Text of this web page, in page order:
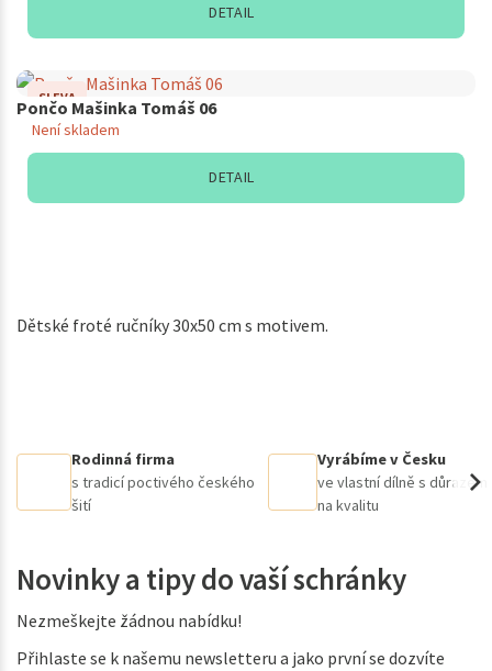
DETAIL
SLEVA
Pončo Mašinka Tomáš 06
Není skladem
DETAIL
Dětské froté ručníky 30x50 cm s motivem.
Rodinná firma
s tradicí poctivého českého
šití
Vyrábíme v Česku
ve vlastní dílně s důrazem
na kvalitu
Novinky a tipy do vaší schránky
Nezmeškejte žádnou nabídku!
Přihlaste se k našemu newsletteru a jako první se dozvíte